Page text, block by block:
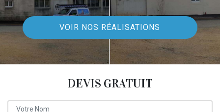
VOIR NOS RÉALISATIONS
DEVIS GRATUIT